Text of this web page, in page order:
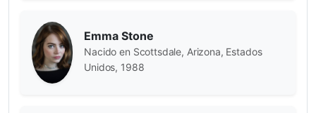
Emma Stone
Nacido en Scottsdale, Arizona, Estados
Unidos, 1988